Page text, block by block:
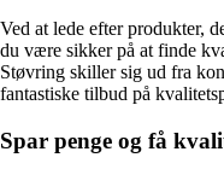
Ved at lede efter produkter,
du være sikker på at finde
Støvring skiller sig ud fra
fantastiske tilbud på
Spar penge og få